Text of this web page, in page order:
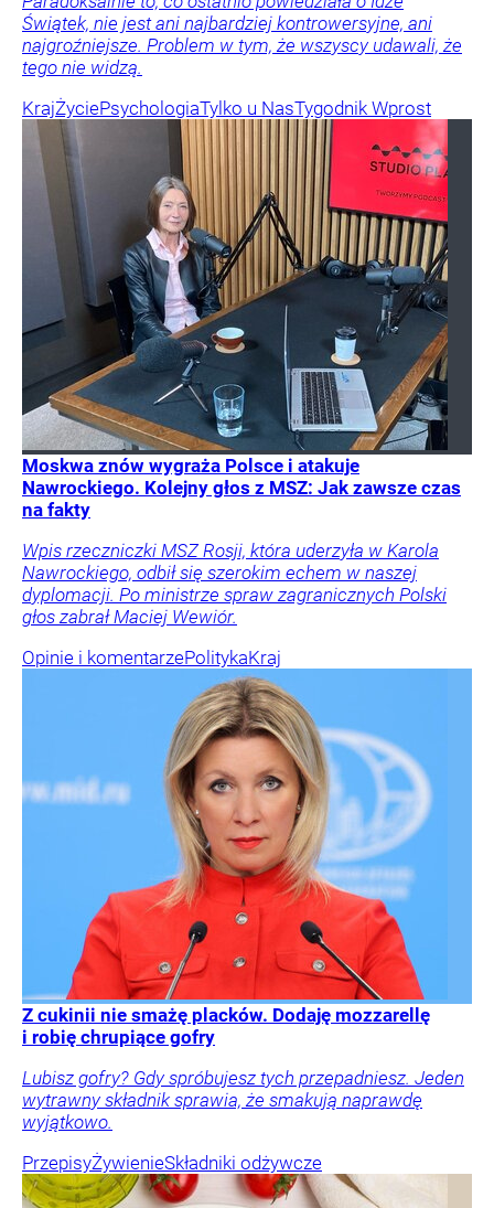
Świątek, nie jest ani najbardziej kontrowersyjne, ani
najgroźniejsze. Problem w tym, że wszyscy udawali, że
tego nie widzą.
KrajŻyciePsychologiaTylko u NasTygodnik Wprost
Moskwa znów wygraża Polsce i atakuje
Nawrockiego. Kolejny głos z MSZ: Jak zawsze czas
na fakty
Wpis rzeczniczki MSZ Rosji, która uderzyła w Karola
Nawrockiego, odbił się szerokim echem w naszej
dyplomacji. Po ministrze spraw zagranicznych Polski
głos zabrał Maciej Wewiór.
Opinie i komentarzePolitykaKraj
Z cukinii nie smażę placków. Dodaję mozzarellę
i robię chrupiące gofry
Lubisz gofry? Gdy spróbujesz tych przepadniesz. Jeden
wytrawny składnik sprawia, że smakują naprawdę
wyjątkowo.
PrzepisyŻywienieSkładniki odżywcze